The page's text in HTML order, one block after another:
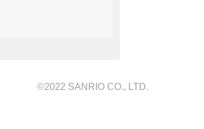
©2022 SANRIO CO., LTD.